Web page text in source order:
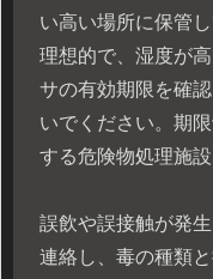
い高い場所に保管
理想的で、湿度が
サの有効期限を確
いでください。期
する危険物処理施
誤飲や誤接触が発
連絡し、毒の種類